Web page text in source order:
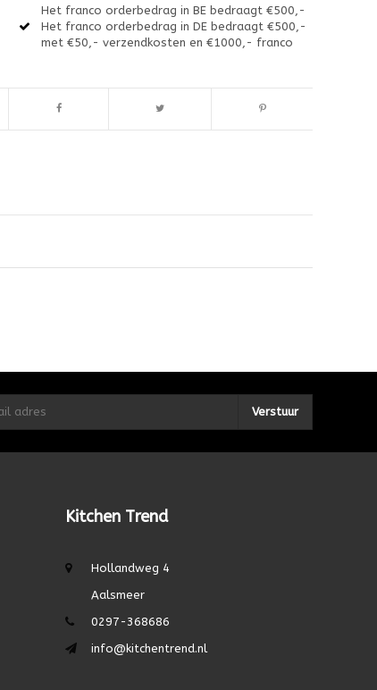
Het franco orderbedrag in BE bedraagt €500,-
Het franco orderbedrag in DE bedraagt €500,-
met €50,- verzendkosten en €1000,- franco
Verstuur
Kitchen Trend
Hollandweg 4
Aalsmeer
0297-368686
info@kitchentrend.nl